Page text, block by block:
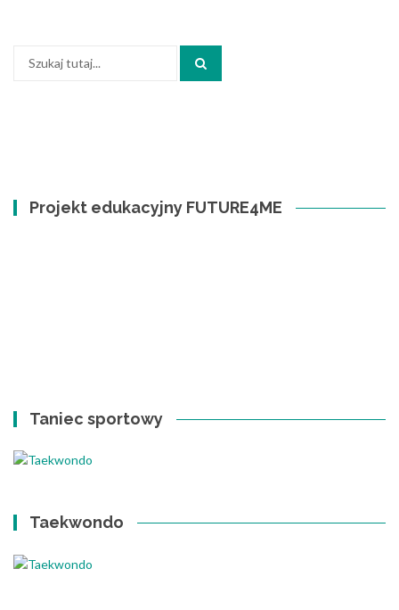
Projekt edukacyjny FUTURE4ME
Taniec sportowy
Taekwondo